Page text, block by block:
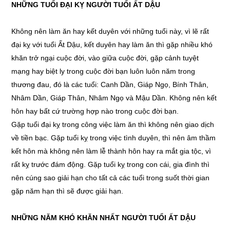
NHỮNG TUỔI ĐẠI KỴ NGƯỜI TUỔI ẤT DẬU
Không nên làm ăn hay kết duyên với những tuổi này, vì lẽ rất
đại kỵ với tuổi Ất Dậu, kết duyên hay làm ăn thì gặp nhiều khó
khăn trở ngại cuộc đời, vào giữa cuộc đời, gặp cảnh tuyệt
mạng hay biệt ly trong cuộc đời bạn luôn luôn năm trong
thương đau, đó là các tuổi: Canh Dần, Giáp Ngọ, Bính Thân,
Nhâm Dần, Giáp Thân, Nhâm Ngọ và Mậu Dần. Không nên kết
hôn hay bất cứ trường hợp nào trong cuộc đời bạn.
Gặp tuổi đại kỵ trong công việc làm ăn thì không nên giao dịch
về tiền bạc. Gặp tuổi kỵ trong việc tình duyên, thì nên âm thầm
kết hôn mà không nên làm lễ thành hôn hay ra mắt gia tộc, vì
rất kỵ trước đám động. Gặp tuổi kỵ trong con cái, gia đình thì
nên cúng sao giải hạn cho tất cả các tuổi trong suốt thời gian
gặp năm hạn thì sẽ được giải hạn.
NHỮNG NĂM KHÓ KHĂN NHẤT NGƯỜI TUỔI ẤT DẬU